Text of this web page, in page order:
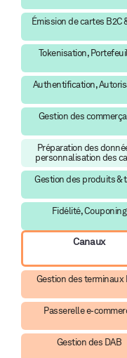
Émission de cartes B2C
Tokenisation,
Authentification,
Gestion des
Préparation des
personnalisation des
Gestion des produits &
Fidélité, Couponing
Canaux
Gestion des terminaux
Passerelle e-
Gestion des DAB